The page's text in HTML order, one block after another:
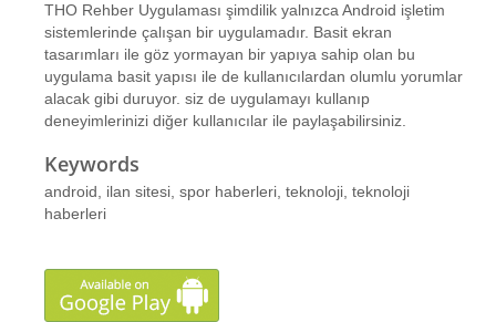
THO Rehber Uygulaması şimdilik yalnızca Android işletim
sistemlerinde çalışan bir uygulamadır. Basit ekran
tasarımları ile göz yormayan bir yapıya sahip olan bu
uygulama basit yapısı ile de kullanıcılardan olumlu yorumlar
alacak gibi duruyor. siz de uygulamayı kullanıp
deneyimlerinizi diğer kullanıcılar ile paylaşabilirsiniz.
Keywords
android, ilan sitesi, spor haberleri, teknoloji, teknoloji
haberleri